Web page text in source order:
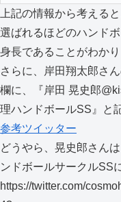
上記の情報から考える
選ばれるほどのハンド
身長であることがわかり
さらに、岸田翔太郎さ
欄に、『岸田 晃史郎
理ハンドボールSS』と
参考ツイッター
どうやら、晃史郎さん
ンドボールサークルSS
https://twitter.com/